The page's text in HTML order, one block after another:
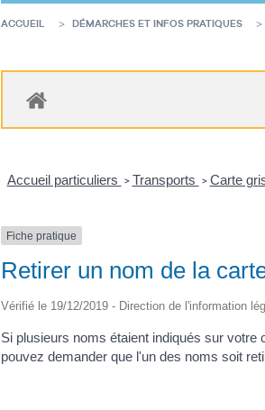
ACCUEIL DÉMARCHES ET INFOS PRATIQUES
Accueil particuliers > Transports > Carte
Fiche pratique
Retirer un nom de la
Vérifié le 19/12/2019 - Direction de l'information
Si plusieurs noms étaient indiqués sur
pouvez demander que l'un des noms soit